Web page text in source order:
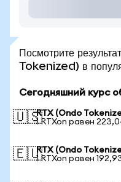
Посмотрите
Tokenized) в
Сегодняшний курс
🇺🇸RTX (Ondo
1 RTXon равен
🇪🇺RTX (Ondo
1 RTXon равен